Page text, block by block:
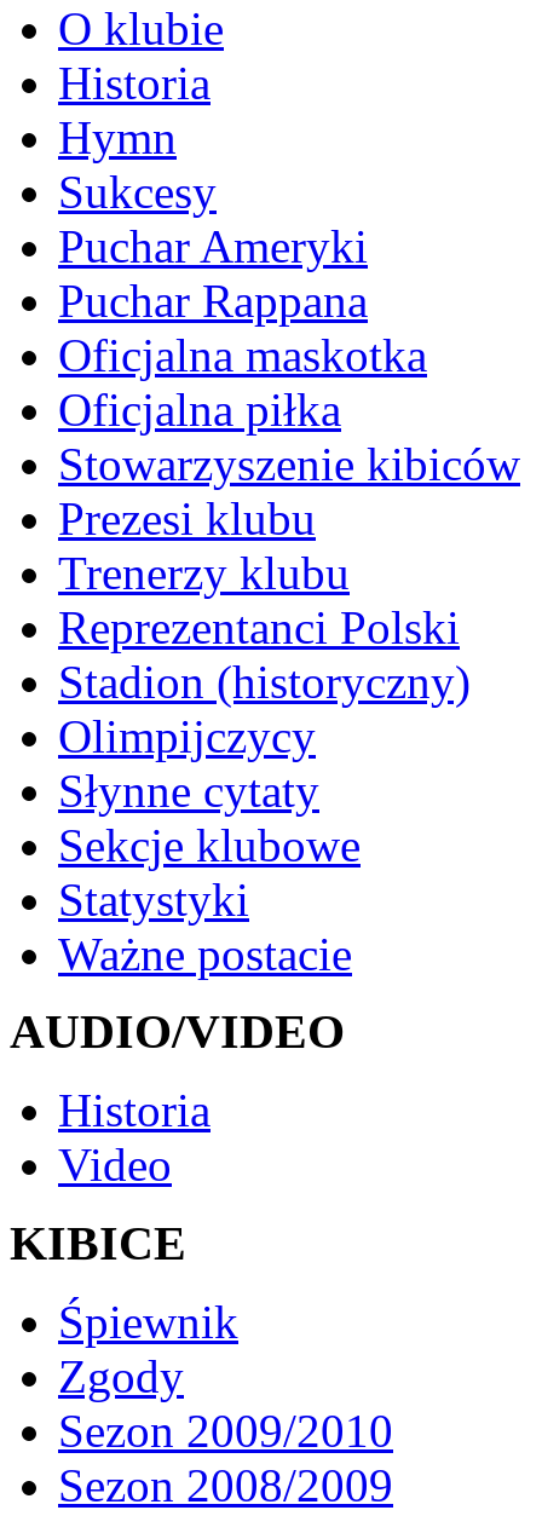
O klubie
Historia
Hymn
Sukcesy
Puchar Ameryki
Puchar Rappana
Oficjalna maskotka
Oficjalna piłka
Stowarzyszenie kibiców
Prezesi klubu
Trenerzy klubu
Reprezentanci Polski
Stadion (historyczny)
Olimpijczycy
Słynne cytaty
Sekcje klubowe
Statystyki
Ważne postacie
AUDIO/VIDEO
Historia
Video
KIBICE
Śpiewnik
Zgody
Sezon 2009/2010
Sezon 2008/2009